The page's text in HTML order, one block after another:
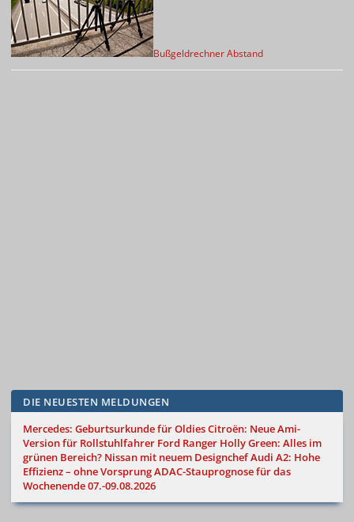
Bußgeldrechner Abstand
DIE NEUESTEN MELDUNGEN
Mercedes: Geburtsurkunde für OldiesCitroën: Neue Ami-
Version für Rollstuhlfahrer Ford Ranger Holly Green: Alles im
grünen Bereich? Nissan mit neuem DesignchefAudi A2: Hohe
Effizienz – ohne VorsprungADAC-Stauprognose für das
Wochenende 07.-09.08.2026